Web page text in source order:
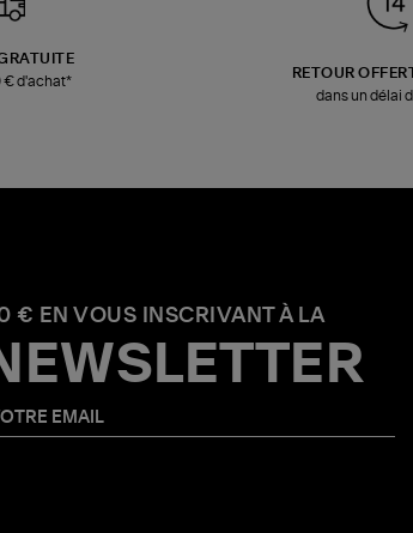
€ d'achat*
RETOUR
dans un délai
€ EN VOUS INSCRIVANT À LA